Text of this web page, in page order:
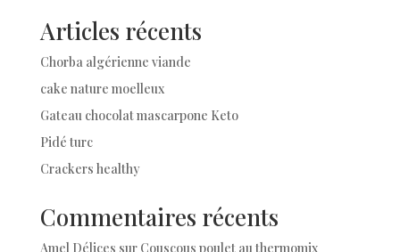
Articles récents
Chorba algérienne viande
cake nature moelleux
Gateau chocolat mascarpone Keto
Pidé turc
Crackers healthy
Commentaires récents
Amel Délices sur Couscous poulet au thermomix